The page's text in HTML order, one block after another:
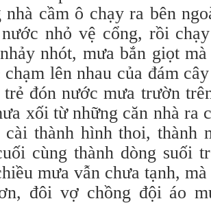
nhà cầm ô chạy ra bên
nhỏ vệ cổng, rồi
nhót, mưa bắn giọt
lên nhau của đám
trẻ đón nước mưa trườn
xối từ những căn nhà ra
cài thành hình thoi, thành
cùng thành dòng suối
mưa vẫn chưa tạnh,
đôi vợ chồng đội áo